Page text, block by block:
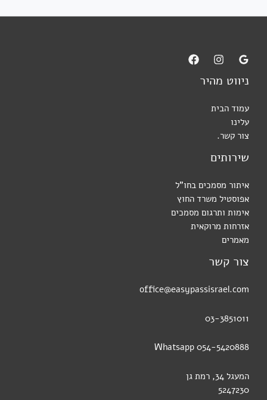
ניווט מהיר
עמוד הבית
עלינו
צור קשר.
שירותים
איתור מסמכים בחו"ל
אפוסטיל משרד החוץ
אימות ותרגום מסמכים
אזרחות מרוקאית
מאמרים
צור קשר
office@easypassisrael.com
03-3851011
054-5420888 Whatsapp
המעגל 34, רמת גן
5247230